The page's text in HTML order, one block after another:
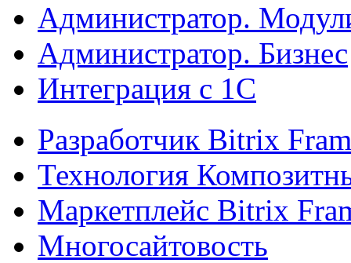
Администратор.
Администратор. Бизнес
Интеграция с 1С
Разработчик Bitrix
Технология
Маркетплейс Bitrix
Многосайтовость